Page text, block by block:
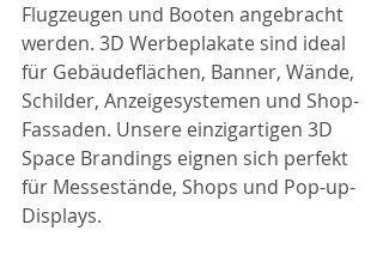
Flugzeugen und Booten angebracht
werden. 3D Werbeplakate sind ideal
für Gebäudeflächen, Banner, Wände,
Schilder, Anzeigesystemen und Shop-
Fassaden. Unsere einzigartigen 3D
Space Brandings eignen sich perfekt
für Messestände, Shops und Pop-up-
Displays.